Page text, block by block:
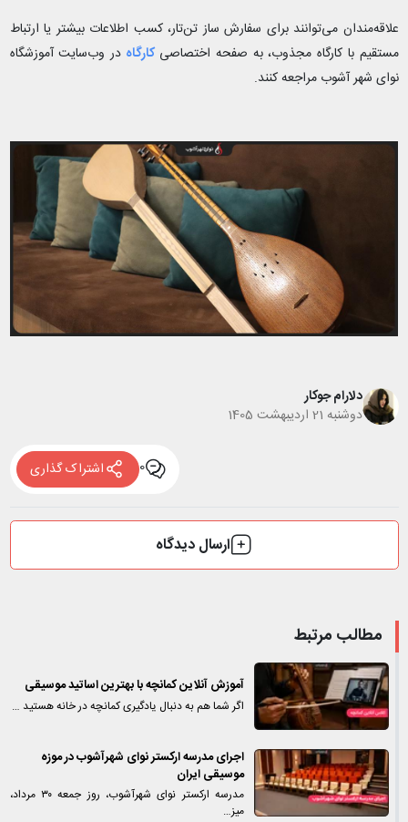
علاقه‌مندان می‌توانند برای سفارش ساز تن‌تار، کسب اطلاعات بیشتر یا ارتباط
مستقیم با کارگاه مجذوب، به صفحه اختصاصیکارگاه در وب‌سایت آموزشگاه
نوای شهر آشوب مراجعه کنند.
دلارام جوکار
دوشنبه 21 اردیبهشت 1405
0 اشتراک گذاری
ارسال دیدگاه
مطالب مرتبط
آموزش آنلاین کمانچه با بهترین اساتید موسیقی
اگر شما هم به دنبال یادگیری کمانچه در خانه هستید …
اجرای مدرسه ارکستر نوای شهرآشوب در موزه
موسیقی ایران
مدرسه ارکستر نوای شهرآشوب، روز جمعه ۳۰ مرداد،
میز…